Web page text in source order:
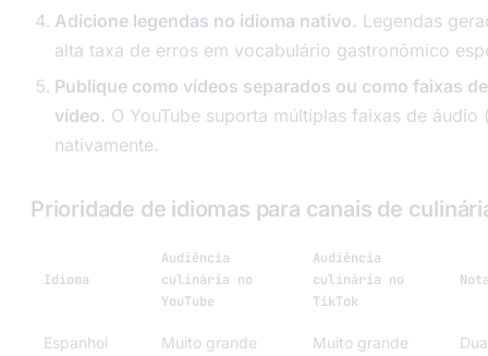
Adicione legendas no idioma nativo. Legendas
alta taxa de erros em vocabulário gastronômico
Publique como vídeos separados ou como faixas
vídeo. O YouTube suporta múltiplas faixas de
nativamente.
Prioridade de idiomas para canais de
Idioma
Audiência
culinária no
YouTube
Audiência
culinária no
TikTok
Espanhol
Muito grande Muito grande